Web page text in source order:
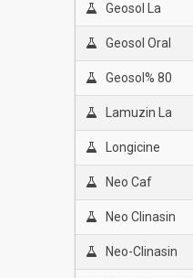
Geosol La
Geosol Oral
Geosol% 80
Lamuzin La
Longicine
Neo Caf
Neo Clinasin
Neo-Clinasin